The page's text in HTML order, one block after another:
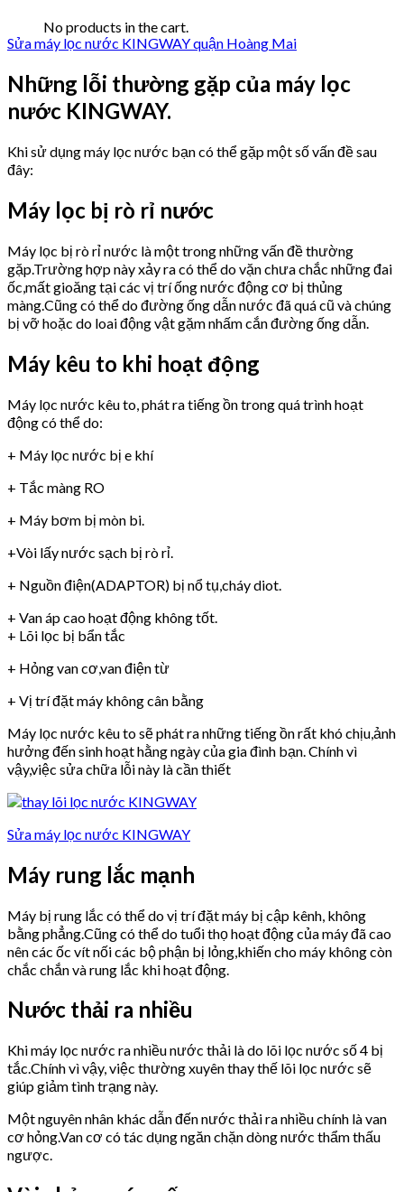
No products in the cart.
Sửa máy lọc nước KINGWAY quận Hoàng Mai
Những lỗi thường gặp của máy lọc
nước KINGWAY.
Khi sử dụng máy lọc nước bạn có thể gặp một số vấn đề sau
đây:
Máy lọc bị rò rỉ nước
Máy lọc bị rò rỉ nước là một trong những vấn đề thường
gặp.Trường hợp này xảy ra có thể do vặn chưa chắc những đai
ốc,mất gioăng tại các vị trí ống nước động cơ bị thủng
màng.Cũng có thể do đường ống dẫn nước đã quá cũ và chúng
bị vỡ hoặc do loai động vật gặm nhấm cắn đường ống dẫn.
Máy kêu to khi hoạt động
Máy lọc nước kêu to, phát ra tiếng ồn trong quá trình hoạt
động có thể do:
+ Máy lọc nước bị e khí
+ Tắc màng RO
+ Máy bơm bị mòn bi.
+Vòi lấy nước sạch bị rò rỉ.
+ Nguồn điện(ADAPTOR) bị nổ tụ,cháy diot.
+ Van áp cao hoạt động không tốt.
+ Lõi lọc bị bẩn tắc
+ Hỏng van cơ,van điện từ
+ Vị trí đặt máy không cân bằng
Máy lọc nước kêu to sẽ phát ra những tiếng ồn rất khó chịu,ảnh
hưởng đến sinh hoạt hằng ngày của gia đình bạn. Chính vì
vậy,việc sửa chữa lỗi này là cần thiết
Sửa máy lọc nước KINGWAY
Máy rung lắc mạnh
Máy bị rung lắc có thể do vị trí đặt máy bị cập kênh, không
bằng phẳng.Cũng có thể do tuổi thọ hoạt động của máy đã cao
nên các ốc vít nối các bộ phận bị lỏng,khiến cho máy không còn
chắc chắn và rung lắc khi hoạt động.
Nước thải ra nhiều
Khi máy lọc nước ra nhiều nước thải là do lõi lọc nước số 4 bị
tắc.Chính vì vậy, việc thường xuyên thay thế lõi lọc nước sẽ
giúp giảm tình trạng này.
Một nguyên nhân khác dẫn đến nước thải ra nhiều chính là van
cơ hỏng.Van cơ có tác dụng ngăn chặn dòng nước thẩm thấu
ngược.